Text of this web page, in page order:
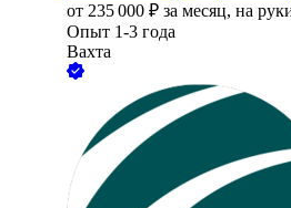
от 235 000 ₽ за месяц, на
Опыт 1-3 года
Вахта